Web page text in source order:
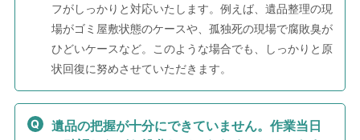
フがしっかりと対応いたします。例えば、遺品整理の現
場がゴミ屋敷状態のケースや、孤独死の現場で腐敗臭が
ひどいケースなど。このような場合でも、しっかりと原
状回復に努めさせていただきます。
遺品の把握が十分にできていません。作業当日